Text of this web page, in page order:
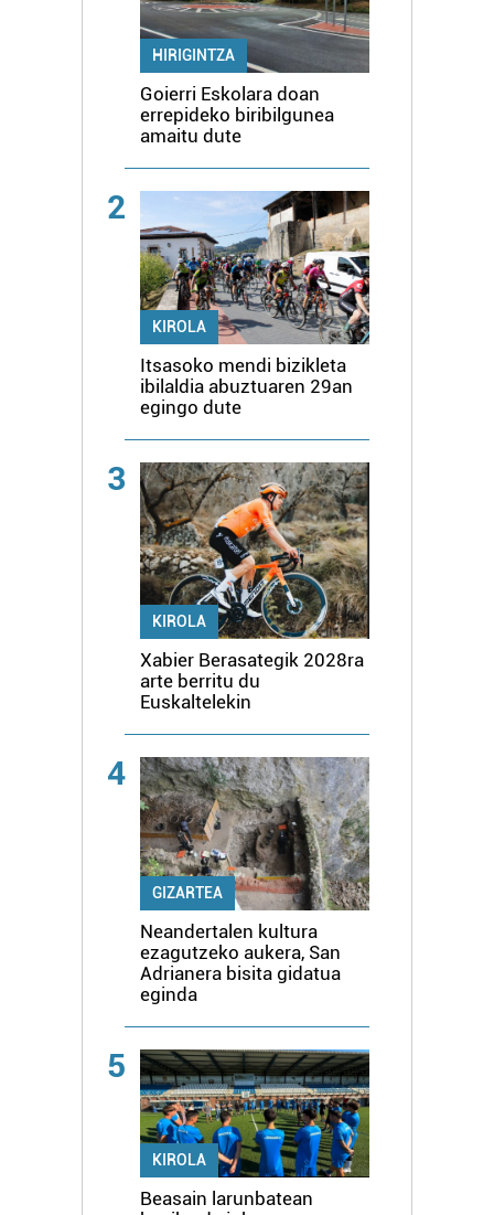
HIRIGINTZA
Goierri Eskolara doan
errepideko biribilgunea
amaitu dute
2
KIROLA
Itsasoko mendi bizikleta
ibilaldia abuztuaren 29an
egingo dute
3
KIROLA
Xabier Berasategik 2028ra
arte berritu du
Euskaltelekin
4
GIZARTEA
Neandertalen kultura
ezagutzeko aukera, San
Adrianera bisita gidatua
eginda
5
KIROLA
Beasain larunbatean